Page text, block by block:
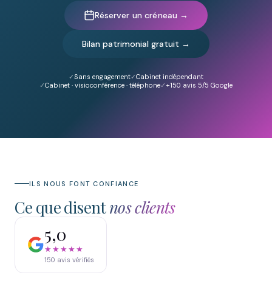
Réserver un créneau →
Bilan patrimonial gratuit →
Sans engagement
Cabinet indépendant
Cabinet · visioconférence · téléphone
+150 avis 5/5 Google
ILS NOUS FONT CONFIANCE
Ce que disentnos clients
5,0
★★★★★
150 avis vérifiés